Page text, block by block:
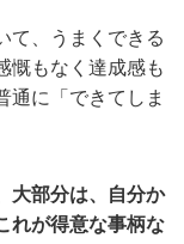
て、うまくできる
慨もなく達成感も
通に「できてしま
大部分は、自分か
れが得意な事柄な